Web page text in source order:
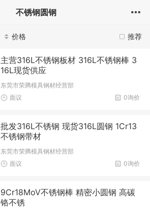
不锈钢圆钢
推荐
价格
主营316L不锈钢板材 316L不锈钢棒 3
16L现货供应
东莞市荣腾模具钢材经营部
0询价
面议
批发316L不锈钢 现货316L圆钢 1Cr13
不锈钢带材
东莞市荣腾模具钢材经营部
0询价
面议
9Cr18MoV不锈钢棒 精密小圆钢 高碳
铬不锈